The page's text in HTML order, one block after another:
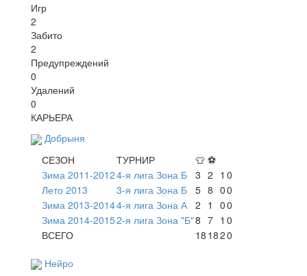
Игр
2
Забито
2
Предупреждений
0
Удалений
0
КАРЬЕРА
Добрыня
СЕЗОН
ТУРНИР 👕 ⚽
Зима 2011-20124-я лига Зона Б 3 2 1 0
Лето 2013
3-я лига Зона Б 5 8 00
Зима 2013-20144-я лига Зона А 2 1 00
Зима 2014-20152-я лига Зона "Б"8 7 1 0
ВСЕГО
18 1820
Нейро